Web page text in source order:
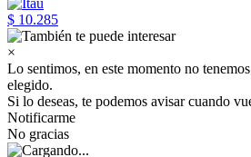
$ 10.285
×
Lo sentimos, en este momento no
elegido.
Si lo deseas, te podemos avisar cuando
Notificarme
No gracias